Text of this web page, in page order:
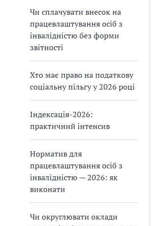
Чи сплачувати внесок на
працевлаштування осіб з
інвалідністю без форми
звітності
Хто має право на податкову
соціальну пільгу у 2026 році
Індексація-2026:
практичний інтенсив
Норматив для
працевлаштування осіб з
інвалідністю — 2026: як
виконати
Чи округлювати оклади